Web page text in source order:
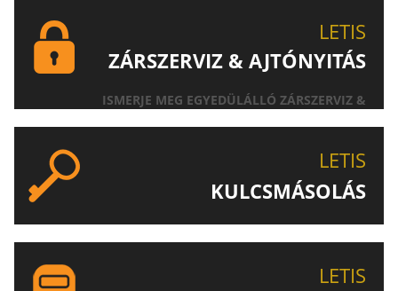
LETIS
ZÁRSZERVIZ & AJTÓNYITÁS
ISMERJE MEG EGYEDÜLÁLLÓ ZÁRSZERVIZ &
LETIS
KULCSMÁSOLÁS
LETIS